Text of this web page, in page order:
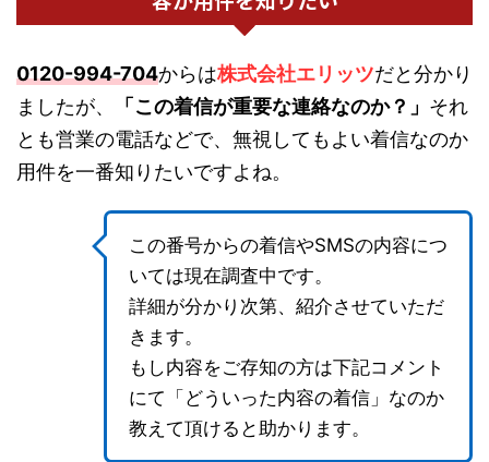
0120-994-704からは株式会社エリッツだと分かり
ましたが、
「この着信が重要な連絡なのか？」 それ
とも営業の電話などで、無視してもよい着信なのか
用件を一番知りたいですよね。
この番号からの着信やSMSの内容につ
いては現在調査中です。
詳細が分かり次第、紹介させていただ
きます。
もし内容をご存知の方は下記コメント
にて「どういった内容の着信」なのか
教えて頂けると助かります。